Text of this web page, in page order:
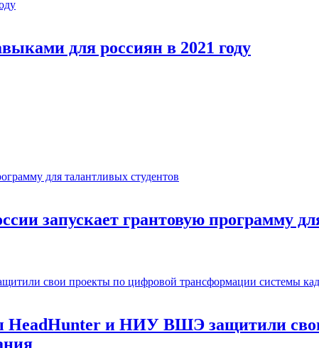
для россиян в 2021 году
запускает грантовую программу
HeadHunter и НИУ ВШЭ защитили